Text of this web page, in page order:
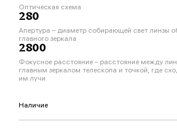
Оптическая схема
280
Апертура – диаметр собирающей свет линзы
главного зеркала
2800
Фокусное расстояние – расстояние между
главным зеркалом телескопа и точкой, где
им лучи
Наличие